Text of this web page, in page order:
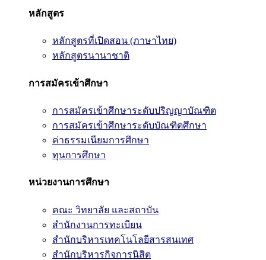
หลักสูตร
หลักสูตรที่เปิดสอน (ภาษาไทย)
หลักสูตรนานาชาติ
การสมัครเข้าศึกษา
การสมัครเข้าศึกษาระดับปริญญาบัณฑิต
การสมัครเข้าศึกษาระดับบัณฑิตศึกษา
ค่าธรรมเนียมการศึกษา
ทุนการศึกษา
หน่วยงานการศึกษา
คณะ วิทยาลัย และสถาบัน
สำนักงานการทะเบียน
สำนักบริหารเทคโนโลยีสารสนเทศ
สำนักบริหารกิจการนิสิต